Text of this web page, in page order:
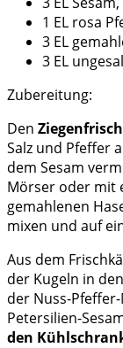
1 EL rosa
3 EL
3 EL
Zubereitung:
Den
Salz und Pfeffer
dem Sesam
Mörser oder mit
gemahlenen
mixen und auf
Aus dem
der Kugeln in
der Nuss-
Petersilien-
den